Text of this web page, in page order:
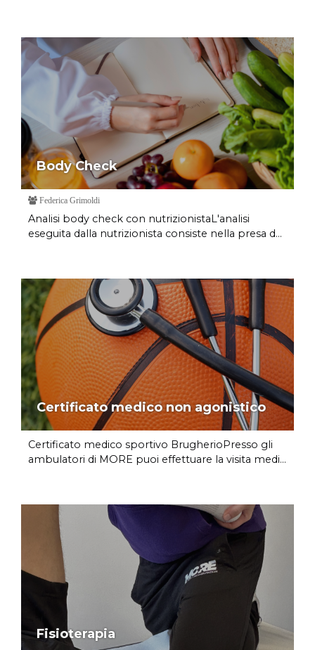
Body Check
Federica Grimoldi
Analisi body check con nutrizionistaL'analisi
eseguita dalla nutrizionista consiste nella presa d...
Certificato medico non agonistico
Certificato medico sportivo BrugherioPresso gli
ambulatori di MORE puoi effettuare la visita medi...
Fisioterapia